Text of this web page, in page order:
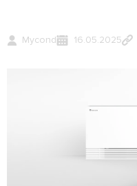
Mycond 16.05.2025